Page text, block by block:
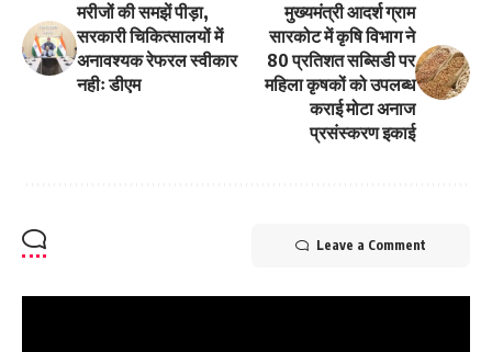
मरीजों की समझें पीड़ा,
सरकारी चिकित्सालयों में
अनावश्यक रेफरल स्वीकार
नहीः डीएम
मुख्यमंत्री आदर्श ग्राम
सारकोट में कृषि विभाग ने
80 प्रतिशत सब्सिडी पर
महिला कृषकों को उपलब्ध
कराई मोटा अनाज
प्रसंस्करण इकाई
Leave a Comment